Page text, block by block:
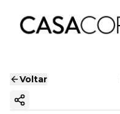
Voltar
Copiar link